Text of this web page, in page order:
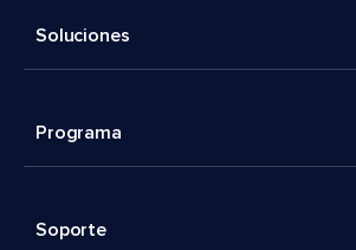
Soluciones
Programa
Soporte